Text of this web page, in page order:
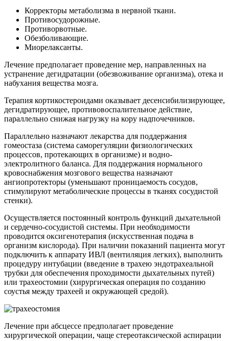
Корректоры метаболизма в нервной ткани.
Противосудорожные.
Противорвотные.
Обезболивающие.
Миорелаксанты.
Лечение предполагает проведение мер, направленных на
устранение дегидратации (обезвоживание организма), отека и
набухания вещества мозга.
Терапия кортикостероидами оказывает десенсибилизирующее,
дегидратирующее, противовоспалительное действие,
параллельно снижая нагрузку на кору надпочечников.
Параллельно назначают лекарства для поддержания
гомеостаза (система саморегуляции физиологических
процессов, протекающих в организме) и водно-
электролитного баланса. Для поддержания нормального
кровоснабжения мозгового вещества назначают
ангиопротекторы (уменьшают проницаемость сосудов,
стимулируют метаболические процессы в тканях сосудистой
стенки).
Осуществляется постоянный контроль функций дыхательной
и сердечно-сосудистой системы. При необходимости
проводится оксигенотерапия (искусственная подача в
организм кислорода). При наличии показаний пациента могут
подключить к аппарату ИВЛ (вентиляция легких), выполнить
процедуру интубации (введение в трахею эндотрахеальной
трубки для обеспечения проходимости дыхательных путей)
или трахеостомии (хирургическая операция по созданию
соустья между трахеей и окружающей средой).
Лечение при абсцессе предполагает проведение
хирургической операции, чаще стереотаксической аспирации